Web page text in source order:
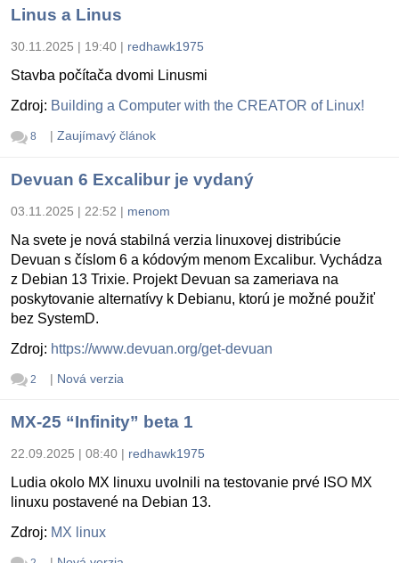
Linus a Linus
30.11.2025 | 19:40 | redhawk1975
Stavba počítača dvomi Linusmi
Zdroj: Building a Computer with the CREATOR of Linux!
8 | Zaujímavý článok
Devuan 6 Excalibur je vydaný
03.11.2025 | 22:52 | menom
Na svete je nová stabilná verzia linuxovej distribúcie
Devuan s číslom 6 a kódovým menom Excalibur. Vychádza
z Debian 13 Trixie. Projekt Devuan sa zameriava na
poskytovanie alternatívy k Debianu, ktorú je možné použiť
bez SystemD.
Zdroj: https://www.devuan.org/get-devuan
2 | Nová verzia
MX-25 “Infinity” beta 1
22.09.2025 | 08:40 | redhawk1975
Ludia okolo MX linuxu uvolnili na testovanie prvé ISO MX
linuxu postavené na Debian 13.
Zdroj: MX linux